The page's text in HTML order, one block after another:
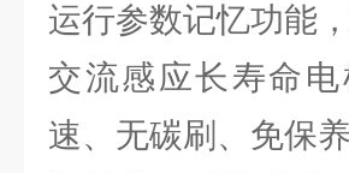
运行参数记忆功能
交流感应长寿命
速、无碳刷、免保养